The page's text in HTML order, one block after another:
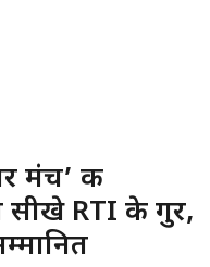
मंच’ की
सीखे RTI के गुर,